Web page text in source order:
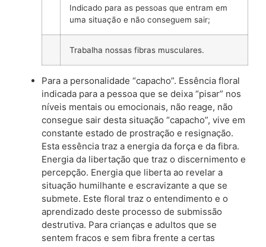
Indicado para as pessoas que entram em
uma situação e não conseguem sair;
Trabalha nossas fibras musculares.
Para a personalidade “capacho”. Essência floral
indicada para a pessoa que se deixa “pisar” nos
níveis mentais ou emocionais, não reage, não
consegue sair desta situação “capacho”, vive em
constante estado de prostração e resignação.
Esta essência traz a energia da força e da fibra.
Energia da libertação que traz o discernimento e
percepção. Energia que liberta ao revelar a
situação humilhante e escravizante a que se
submete. Este floral traz o entendimento e o
aprendizado deste processo de submissão
destrutiva. Para crianças e adultos que se
sentem fracos e sem fibra frente a certas